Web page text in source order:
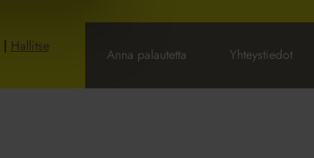
| Hallitse
Anna palautetta Yhteystiedot